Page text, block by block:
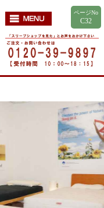
ページNo
C32